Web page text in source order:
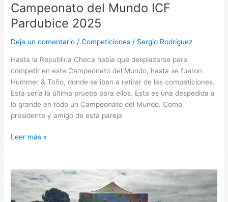
Campeonato del Mundo ICF
Pardubice 2025
Deja un comentario /Competiciones / Sergio Rodríguez
Hasta la Republica Checa había que desplazarse para
competir en este Campeonato del Mundo, hasta se fueron
Hummer & Toño, donde se iban a retirar de las competiciones.
Esta sería la última prueba para ellos. Esta es una despedida a
lo grande en todo un Campeonato del Mundo. Como
presidente y amigo de esta pareja
Leer más »
Mushing
Serranillos
del